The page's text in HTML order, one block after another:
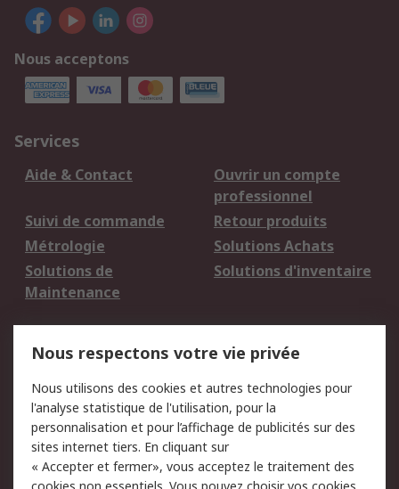
Nous acceptons
Services
Aide & Contact
Ouvrir un compte
professionnel
Suivi de commande
Retour produits
Métrologie
Solutions Achats
Solutions de
Maintenance
Solutions d'inventaire
du site
Politique de protection
des données - Mise à
jour
Sécurité des E-mails
Conditions générales Politique anti-
Nous respectons votre vie privée
Nous utilisons des cookies et autres technologies pour
l'analyse statistique de l'utilisation, pour la
personnalisation et pour l’affichage de publicités sur des
sites internet tiers. En cliquant sur
« Accepter et fermer», vous acceptez le traitement des